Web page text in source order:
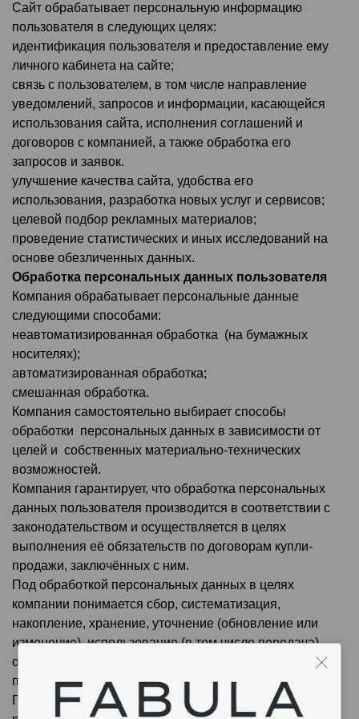
Сайт обрабатывает персональную информацию
пользователя в следующих целях:
идентификация пользователя и предоставление ему
личного кабинета на сайте;
связь с пользователем, в том числе направление
уведомлений, запросов и информации, касающейся
использования сайта, исполнения соглашений и
договоров с компанией, а также обработка его
запросов и заявок.
улучшение качества сайта, удобства его
использования, разработка новых услуг и сервисов;
целевой подбор рекламных материалов;
проведение статистических и иных исследований на
основе обезличенных данных.
Обработка персональных данных пользователя
Компания обрабатывает персональные данные
следующими способами:
неавтоматизированная обработка (на бумажных
носителях);
автоматизированная обработка;
смешанная обработка.
Компания самостоятельно выбирает способы
обработки персональных данных в зависимости от
целей и собственных материально-технических
возможностей.
Компания гарантирует, что обработка персональных
данных пользователя производится в соответствии с
законодательством и осуществляется в целях
выполнения её обязательств по договорам купли-
продажи, заключённых с ним.
Под обработкой персональных данных в целях
компании понимается сбор, систематизация,
накопление, хранение, уточнение (обновление или
изменение), использование (в том числе передача),
обезличивание, блокирование и уничтожение
персональных данных.
При обработке персональных данных компания